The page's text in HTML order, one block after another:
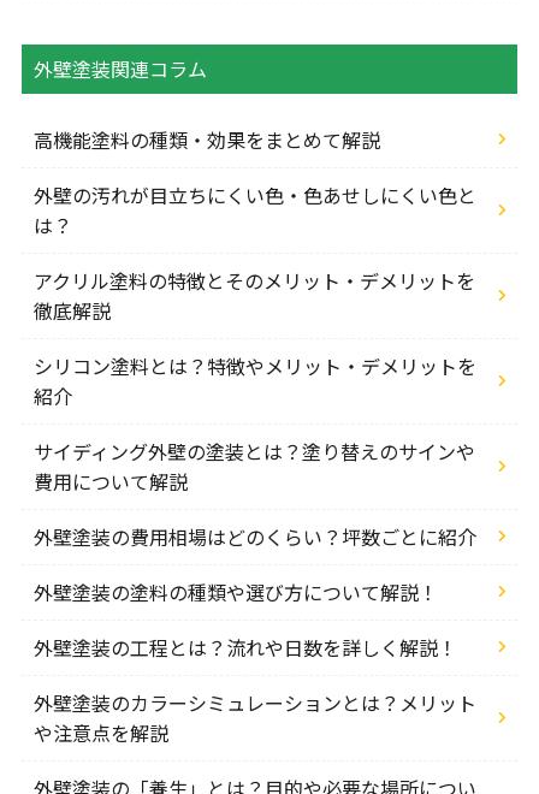
外壁塗装関連コラム
高機能塗料の種類・効果をまとめて解説
外壁の汚れが目立ちにくい色・色あせしにくい色と
は？
アクリル塗料の特徴とそのメリット・デメリットを
徹底解説
シリコン塗料とは？特徴やメリット・デメリットを
紹介
サイディング外壁の塗装とは？塗り替えのサインや
費用について解説
外壁塗装の費用相場はどのくらい？坪数ごとに紹介
外壁塗装の塗料の種類や選び方について解説！
外壁塗装の工程とは？流れや日数を詳しく解説！
外壁塗装のカラーシミュレーションとは？メリット
や注意点を解説
外壁塗装の「養生」とは？目的や必要な場所につい